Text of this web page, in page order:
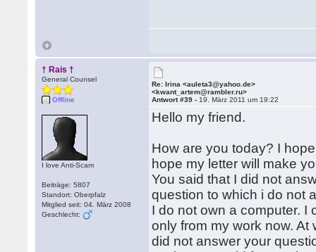
† Rais †
General Counsel
Offline
I love Anti-Scam
Beiträge: 5807
Standort: Oberpfalz
Mitglied seit: 04. März 2008
Geschlecht:
Re: Irina <auleta3@yahoo.de>
<kwant_artem@rambler.ru>
Antwort #39 - 19. März 2011 um 19:22
Hello my friend.
How are you today? I
hope my letter will make
You said that I did not
question to which i do not
I do not own a computer. I
only from my work now.
did not answer your